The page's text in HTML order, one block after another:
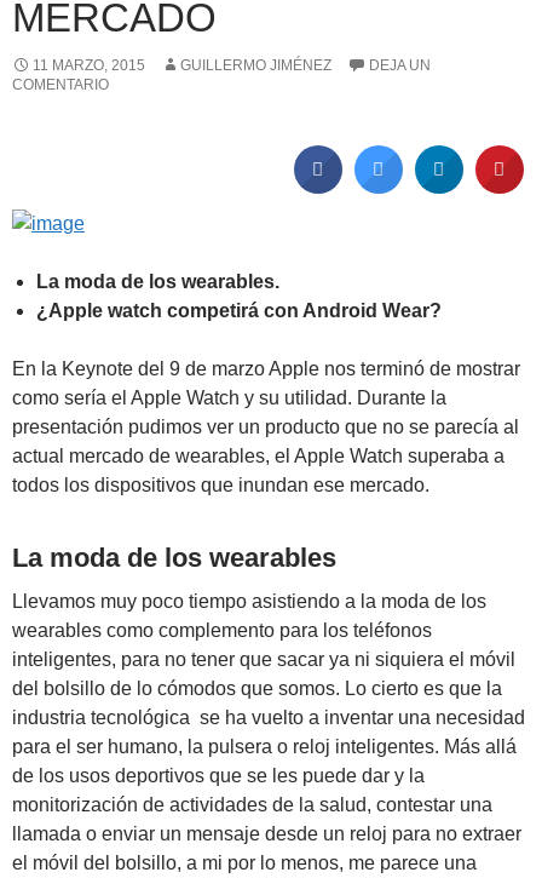
MERCADO
11 MARZO, 2015 GUILLERMO JIMÉNEZ
DEJA UN
COMENTARIO
La moda de los wearables.
¿Apple watch competirá con Android Wear?
En la Keynote del 9 de marzo Apple nos terminó de mostrar
como sería el Apple Watch y su utilidad. Durante la
presentación pudimos ver un producto que no se parecía al
actual mercado de wearables, el Apple Watch superaba a
todos los dispositivos que inundan ese mercado.
La moda de los wearables
Llevamos muy poco tiempo asistiendo a la moda de los
wearables como complemento para los teléfonos
inteligentes, para no tener que sacar ya ni siquiera el móvil
del bolsillo de lo cómodos que somos. Lo cierto es que la
industria tecnológica se ha vuelto a inventar una necesidad
para el ser humano, la pulsera o reloj inteligentes. Más allá
de los usos deportivos que se les puede dar y la
monitorización de actividades de la salud, contestar una
llamada o enviar un mensaje desde un reloj para no extraer
el móvil del bolsillo, a mi por lo menos, me parece una